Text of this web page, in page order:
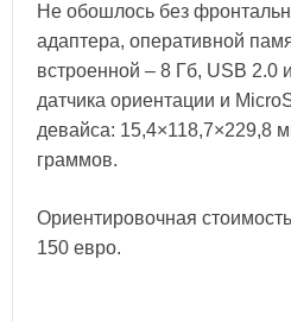
Не обошлось без
адаптера, оперативной
встроенной – 8 Гб, USB 2.0
датчика ориентации и
девайса: 15,4×118,7×229,8
граммов.
Ориентировочная
150 евро.